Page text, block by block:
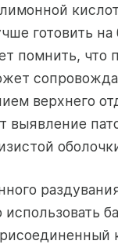
готовить на
помнить, что
верхнего
выявление